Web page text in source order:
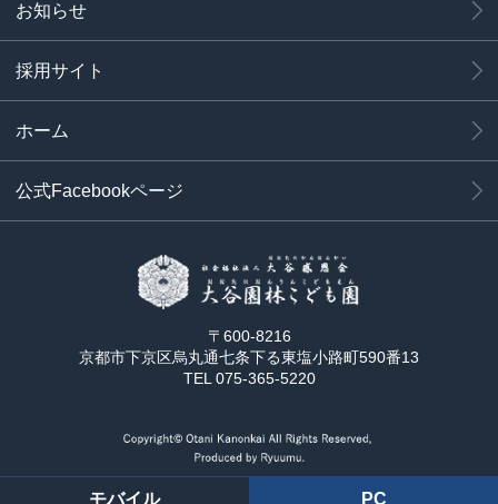
お知らせ
採用サイト
ホーム
公式Facebookページ
〒600-8216
京都市下京区烏丸通七条下る東塩小路町590番13
TEL 075-365-5220
モバイル PC